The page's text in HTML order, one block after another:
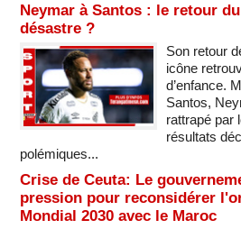
Neymar à Santos : le retour
désastre ?
Son retour
icône
d’enfance.
Santos,
rattrapé par
résultats
polémiques...
Crise de Ceuta: Le
pression pour reconsidérer
Mondial 2030 avec le Maroc